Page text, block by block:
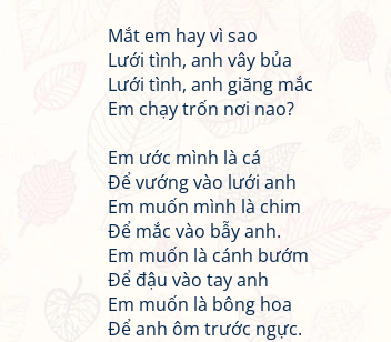
Mắt em hay vì sao
Lưới tình, anh vây bủa
Lưới tình, anh giăng mắc
Em chạy trốn nơi nao?
Em ước mình là cá
Để vướng vào lưới anh
Em muốn mình là chim
Để mắc vào bẫy anh.
Em muốn là cánh bướm
Để đậu vào tay anh
Em muốn là bông hoa
Để anh ôm trước ngực.